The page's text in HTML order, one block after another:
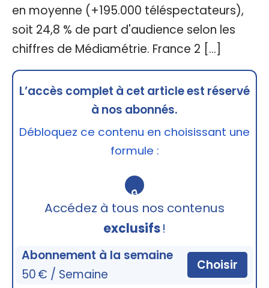
en moyenne (+195.000 téléspectateurs),
soit 24,8 % de part d'audience selon les
chiffres de Médiamétrie. France 2 […]
L’accès complet à cet article est réservé
à nos abonnés.
Débloquez ce contenu en choisissant une
formule :
🔒
Accédez à tous nos contenus
exclusifs!
Abonnement à la semaine
50 € / Semaine
Choisir